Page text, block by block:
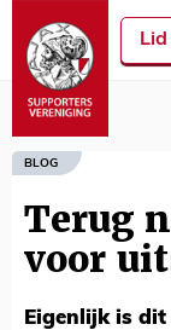
BLOG
Terug
voor
Eigenlijk is